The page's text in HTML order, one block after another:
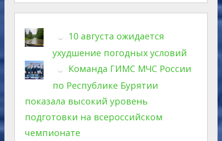
10 августа ожидается
ухудшение погодных условий
Команда ГИМС МЧС России
по Республике Бурятии
показала высокий уровень
подготовки на всероссийском
чемпионате